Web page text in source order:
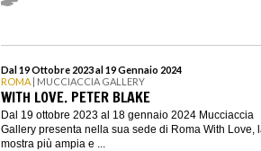
Dal 19 Ottobre 2023 al 19 Gennaio 2024
ROMA | MUCCIACCIA GALLERY
WITH LOVE. PETER BLAKE
Dal 19 ottobre 2023 al 18 gennaio 2024 Mucciaccia
Gallery presenta nella sua sede di Roma With Love,
mostra più ampia e ...